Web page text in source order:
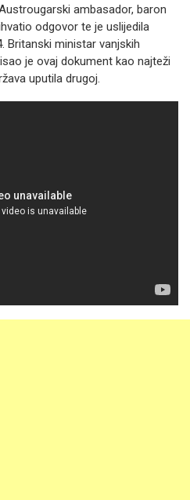
ambasador, baron
odgovor te je uslijedila
Britanski ministar vanjskih
je ovaj dokument kao najteži
uputila drugoj.